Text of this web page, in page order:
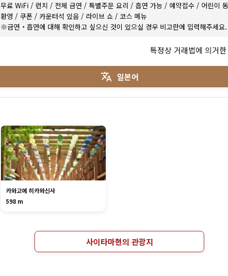
무료 WiFi / 런치 / 전체 금연 / 특별주문 요리 / 흡연 가능 / 예약접수 / 어린이
환영 / 쿠폰 / 카운터석 있음 / 라이브 쇼 / 코스 메뉴
※금연・흡연에 대해 확인하고 싶으신 것이 있으실 경우 비고란에 입력해주세요.
특정상 거래법에 의거
일본어
카와고에 히카와신사
598 m
사이타마현의 관광지